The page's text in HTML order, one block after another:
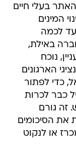
בעלי חיים
המינים
לכמה
באילת,
נוכח
הארגונים
כדי לפתור
כבר לכרות
זה גורם
את הסיכומים
או לנקוט